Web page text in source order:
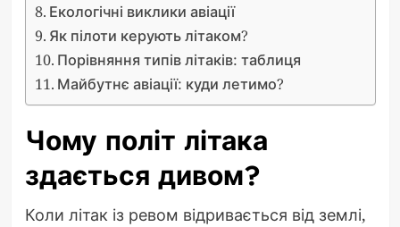
Екологічні виклики авіації
Як пілоти керують літаком?
Порівняння типів літаків: таблиця
Майбутнє авіації: куди летимо?
Чому політ літака
здається дивом?
Коли літак із ревом відривається від землі,